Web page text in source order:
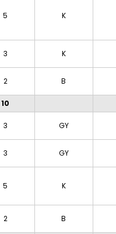
5 K
3 K
2 B
10
3 GY
3 GY
5 K
2 B